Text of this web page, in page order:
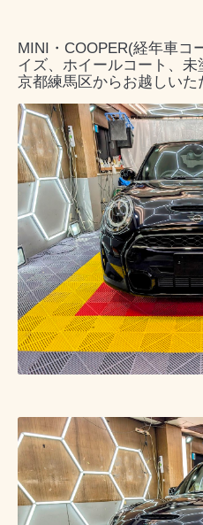
MINI・COOPER(経年車コ
イズ、ホイールコート、
京都練馬区からお越しいた